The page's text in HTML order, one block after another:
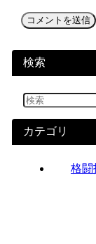
検索
カテゴリ
格闘